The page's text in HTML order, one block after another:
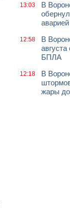
13:03
В
аварией
12:58
В
БПЛА
12:18
В
жары до